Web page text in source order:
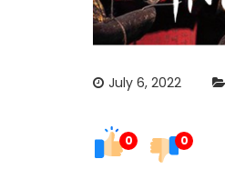
July 6, 2022
0 0